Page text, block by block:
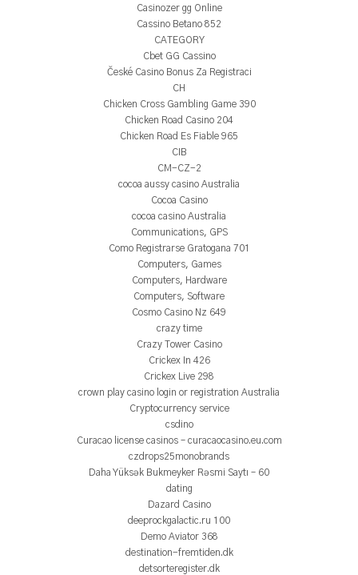
Casinozer gg Online
Cassino Betano 852
CATEGORY
Cbet GG Cassino
České Casino Bonus Za Registraci
CH
Chicken Cross Gambling Game 390
Chicken Road Casino 204
Chicken Road Es Fiable 965
CIB
CM-CZ-2
cocoa aussy casino Australia
Cocoa Casino
cocoa casino Australia
Communications, GPS
Como Registrarse Gratogana 701
Computers, Games
Computers, Hardware
Computers, Software
Cosmo Casino Nz 649
crazy time
Crazy Tower Сasino
Crickex In 426
Crickex Live 298
crown play casino login or registration Australia
Cryptocurrency service
csdino
Curacao license casinos – curacaocasino.eu.com
czdrops25monobrands
Daha Yüksək Bukmeyker Rəsmi Saytı – 60
dating
Dazard Casino
deeprockgalactic.ru 100
Demo Aviator 368
destination-fremtiden.dk
detsorteregister.dk